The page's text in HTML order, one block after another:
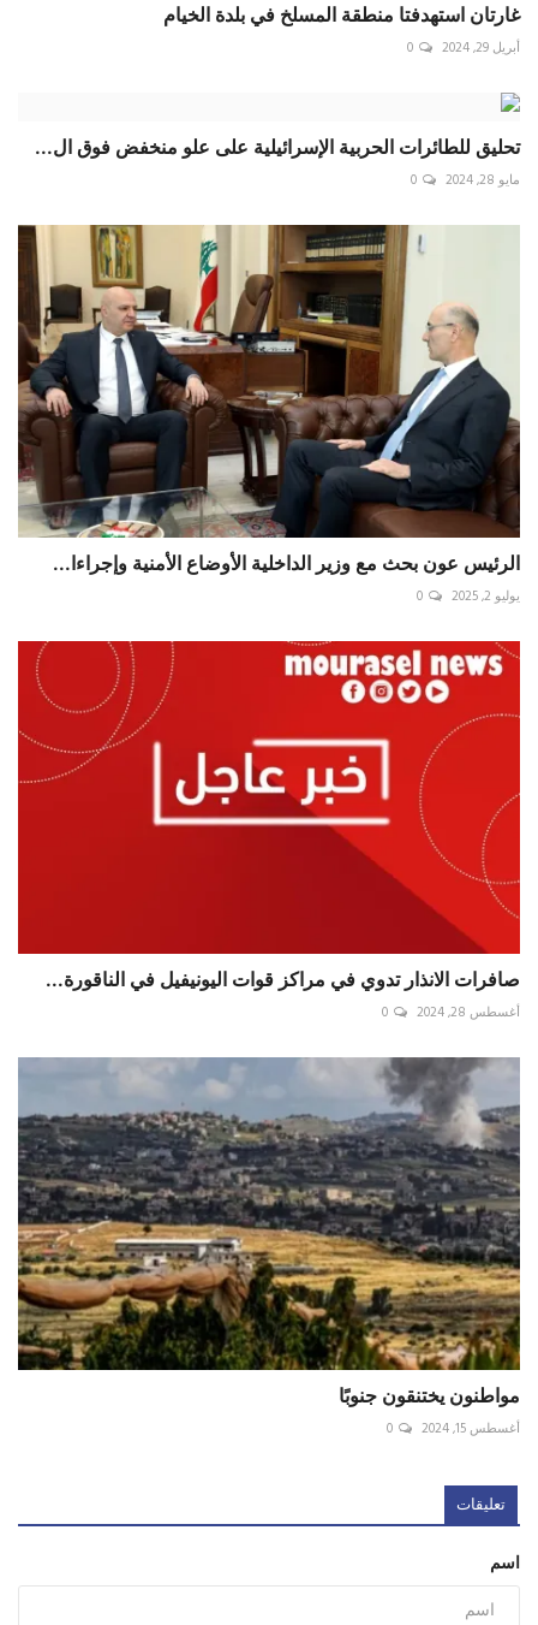
غارتان استهدفتا منطقة المسلخ في بلدة الخيام
أبريل 29, 2024 0
تحليق للطائرات الحربية الإسرائيلية على علو منخفض فوق ال...
مايو 28, 2024 0
الرئيس عون بحث مع وزير الداخلية الأوضاع الأمنية وإجراءا...
يوليو 2, 2025 0
صافرات الانذار تدوي في مراكز قوات اليونيفيل في الناقورة...
أغسطس 28, 2024 0
مواطنون يختنقون جنوبًا
أغسطس 15, 2024 0
تعليقات
اسم